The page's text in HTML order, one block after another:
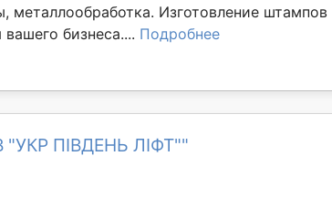
металлообработка. Изготовление штампов
бизнеса.... Подробнее
"УКР ПІВДЕНЬ ЛІФТ""